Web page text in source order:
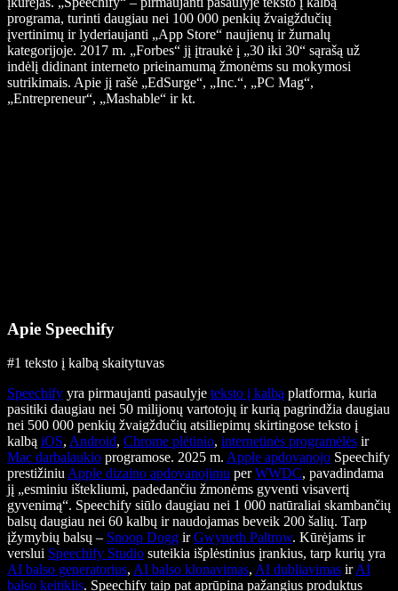
programa, turinti daugiau nei 100 000 penkių žvaigždučių
įvertinimų ir lyderiaujanti „App Store“ naujienų ir žurnalų
kategorijoje. 2017 m. „Forbes“ jį įtraukė į „30 iki 30“ sąrašą už
indėlį didinant interneto prieinamumą žmonėms su mokymosi
sutrikimais. Apie jį rašė „EdSurge“, „Inc.“, „PC Mag“,
„Entrepreneur“, „Mashable“ ir kt.
Apie Speechify
#1 teksto į kalbą skaitytuvas
Speechify yra pirmaujanti pasaulyje teksto į kalbą platforma, kuria
pasitiki daugiau nei 50 milijonų vartotojų ir kurią pagrindžia daugiau
nei 500 000 penkių žvaigždučių atsiliepimų skirtingose teksto į
kalbą iOS, Android, Chrome plėtinio, internetinės programėlės ir
Mac darbalaukio programose. 2025 m. Apple apdovanojo Speechify
prestižiniu Apple dizaino apdovanojimu perWWDC, pavadindama
jį „esminiu ištekliumi, padedančiu žmonėms gyventi visavertį
gyvenimą“. Speechify siūlo daugiau nei 1 000 natūraliai skambančių
balsų daugiau nei 60 kalbų ir naudojamas beveik 200 šalių. Tarp
įžymybių balsų – Snoop Dogg irGwyneth Paltrow. Kūrėjams ir
verslui Speechify Studio suteikia išplėstinius įrankius, tarp kurių yra
AI balso generatorius, AI balso klonavimas, AI dubliavimas irAI
balso keitiklis. Speechify taip pat aprūpina pažangius produktus